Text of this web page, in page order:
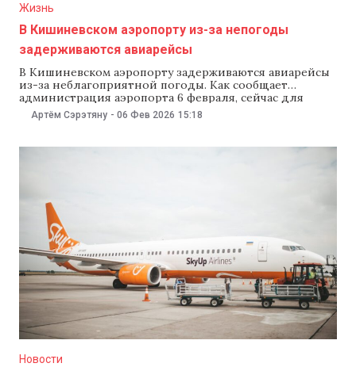
Жизнь
В Кишиневском аэропорту из-за непогоды
задерживаются авиарейсы
В Кишиневском аэропорту задерживаются авиарейсы
из-за неблагоприятной погоды. Как сообщает
администрация аэропорта 6 февраля, сейчас для
безопасности полетов самолеты перед вылетом
проходят обязательную противообледенительную
Братиславу и Париж отложили на время от 20 минут
Артём Сэрэтяну - 06 Фев 2026 15:18
Новости